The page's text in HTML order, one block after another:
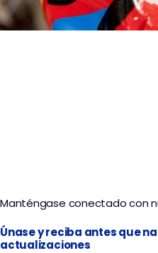
Manténgase conectado con
Únase y reciba antes que
actualizaciones